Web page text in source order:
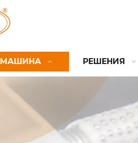
МАШИНА РЕШЕНИЯ